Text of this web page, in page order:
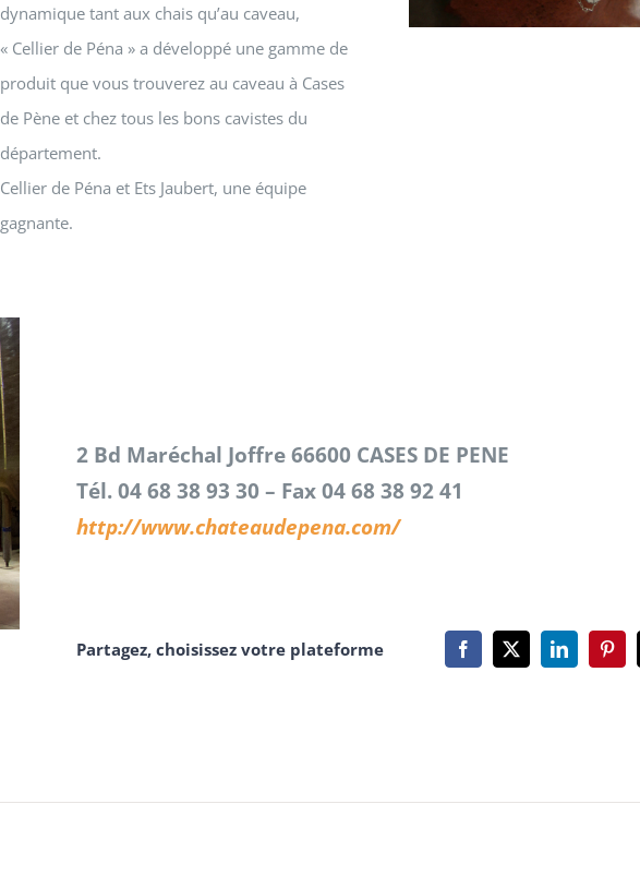
dynamique tant aux chais qu’au caveau,
« Cellier de Péna » a développé une gamme de
produit que vous trouverez au caveau à Cases
de Pène et chez tous les bons cavistes du
département.
Cellier de Péna et Ets Jaubert, une équipe
gagnante.
2 Bd Maréchal Joffre 66600 CASES DE PENE
Tél. 04 68 38 93 30 – Fax 04 68 38 92 41
http://www.chateaudepena.com/
Partagez, choisissez votre plateforme